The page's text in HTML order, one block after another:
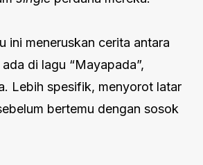
ini meneruskan cerita antara
di lagu “Mayapada”,
Lebih spesifik, menyorot latar
bertemu dengan sosok